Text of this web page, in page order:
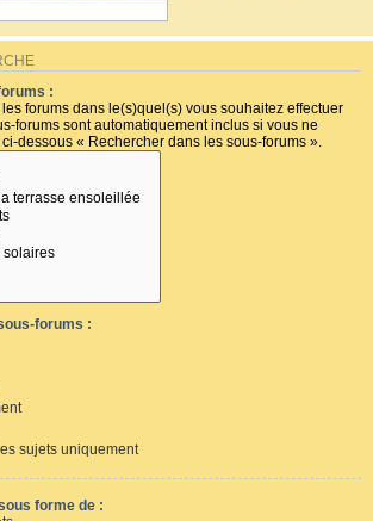
:
forums dans le(s)quel(s) vous souhaitez effectuer
forums sont automatiquement inclus si vous ne
dessous « Rechercher dans les sous-forums ».
forums :
sujets uniquement
forme de :